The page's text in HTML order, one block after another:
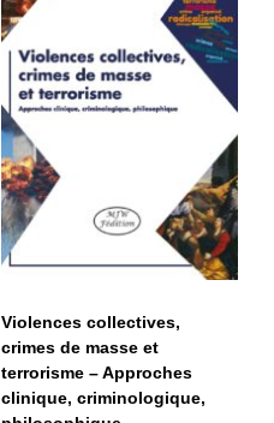
Violences
collectives,
crimes de masse
et terrorisme –
Approches
criminologique,
philosophique
Violences collectives,
crimes de masse et
terrorisme – Approches
clinique, criminologique,